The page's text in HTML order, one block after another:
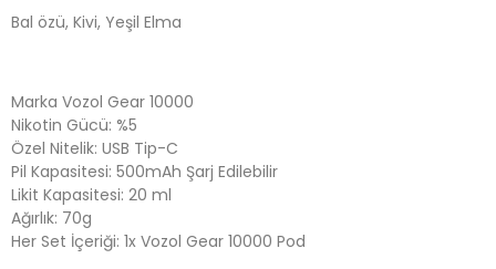
Bal özü, Kivi, Yeşil Elma
Marka Vozol Gear 10000
Nikotin Gücü: %5
Özel Nitelik: USB Tip-C
Pil Kapasitesi: 500mAh Şarj Edilebilir
Likit Kapasitesi: 20 ml
Ağırlık: 70g
Her Set İçeriği: 1x Vozol Gear 10000 Pod